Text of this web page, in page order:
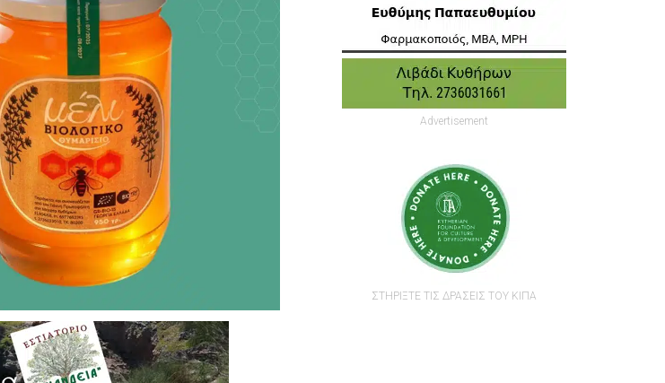
Advertisement
ΣΤΗΡΙΞΤΕ ΤΙΣ ΔΡΑΣΕΙΣ ΤΟΥ ΚΙΠΑ